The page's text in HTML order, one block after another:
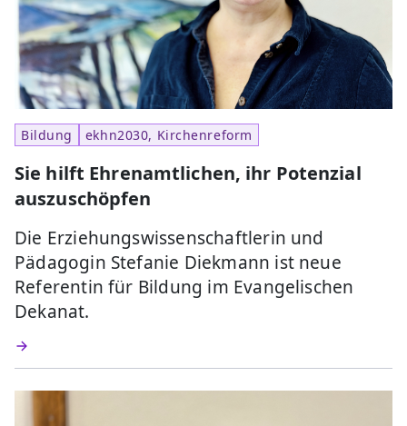
Bildung ekhn2030, Kirchenreform
Sie hilft Ehrenamtlichen, ihr Potenzial
auszuschöpfen
Die Erziehungswissenschaftlerin und
Pädagogin Stefanie Diekmann ist neue
Referentin für Bildung im Evangelischen
Dekanat.